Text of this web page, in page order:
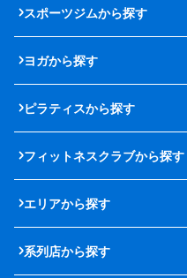
スポーツジムから探す
ヨガから探す
ピラティスから探す
フィットネスクラブから探す
エリアから探す
系列店から探す